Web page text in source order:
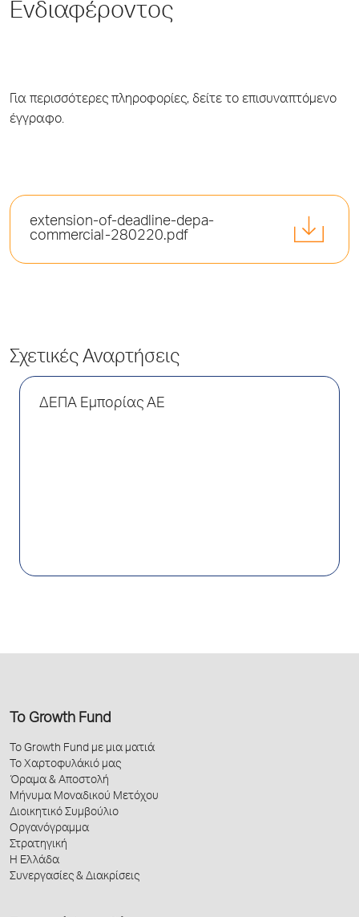
Ενδιαφέροντος
Για περισσότερες πληροφορίες, δείτε το επισυναπτόμενο
έγγραφο.
extension-of-deadline-depa-
commercial-280220.pdf
Σχετικές Αναρτήσεις
ΔΕΠΑ Εμπορίας AE
Το Growth Fund
Το Growth Fund με μια ματιά
Το Χαρτοφυλάκιό μας
Όραμα & Αποστολή
Μήνυμα Μοναδικού Μετόχου
Διοικητικό Συμβούλιο
Οργανόγραμμα
Στρατηγική
Η Ελλάδα
Συνεργασίες & Διακρίσεις